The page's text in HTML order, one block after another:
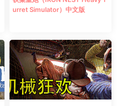
urret Simulator）中文版